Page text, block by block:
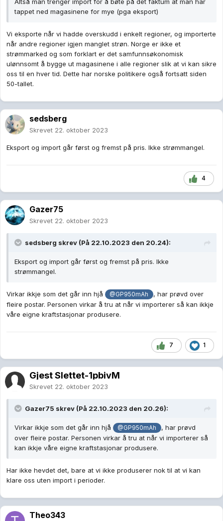
Altså man trenger import for å bøte på det faktum at man har
tappet ned magasinene for mye (pga eksport)
Vi eksporte når vi hadde overskudd i enkelt regioner, og importerte
når andre regioner igjen manglet strøn. Norge er ikke et
strømmarked og som forklart er det samfunnsøkonomisk
ulønnsomt å bygge ut magasinene i alle regioner slik at vi kan sikre
oss til en hver tid. Dette har norske politikere også fortsatt siden
50-tallet.
sedsberg
Skrevet 22. oktober 2023
Eksport og import går først og fremst på pris. Ikke strømmangel.
4
Gazer75
Skrevet 22. oktober 2023
sedsberg skrev (På 22.10.2023 den 20.24):
Eksport og import går først og fremst på pris. Ikke
strømmangel.
Virkar ikkje som det går inn hjå @GP950mAh
, har prøvd over
fleire postar. Personen virkar å tru at når vi importerer så kan ikkje
våre eigne kraftstasjonar produsere.
7 1
Gjest Slettet-1pbivM
Skrevet 22. oktober 2023
Gazer75 skrev (På 22.10.2023 den 20.26):
Virkar ikkje som det går inn hjå @GP950mAh
, har prøvd
over fleire postar. Personen virkar å tru at når vi importerer så
kan ikkje våre eigne kraftstasjonar produsere.
Har ikke hevdet det, bare at vi ikke produserer nok til at vi kan
klare oss uten import i perioder.
Theo343